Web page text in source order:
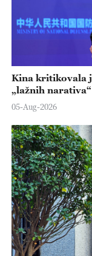
Kina kritikovala
„lažnih narativa“
05-Aug-2026